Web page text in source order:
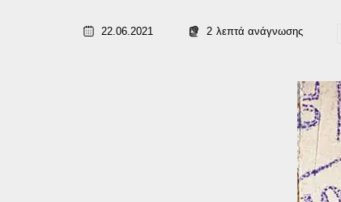
22.06.2021 2 λεπτά ανάγνωσης